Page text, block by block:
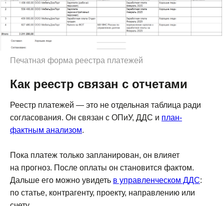
Печатная форма реестра платежей
Как реестр связан с отчетами
Реестр платежей — это не отдельная таблица ради
согласования. Он связан с ОПиУ, ДДС и план-
фактным анализом.
Пока платеж только запланирован, он влияет
на прогноз. После оплаты он становится фактом.
Дальше его можно увидеть в управленческом ДДС:
по статье, контрагенту, проекту, направлению или
«Хорошие люди» – аккредитованная ИТ-
компания, разработчик модуля P&L для
1С:Предприятия 8
Тарифы
Кейсы
Документация
+7 930 036 02 06
hello@1cpnl.ru